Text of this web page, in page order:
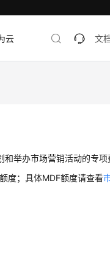
云 文
举办市场营销活动的专项
度；具体MDF额度请查看